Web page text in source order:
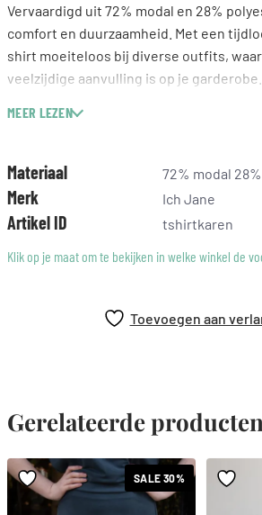
Vervaardigd uit 72% modal en 28%
comfort en duurzaamheid. Met een
shirt moeiteloos bij diverse outfits,
veelzijdige aanvulling is op je
zwarte kleur een elegante uitstraling
betrouwbare keuze is voor dagelijks
MEER LEZEN
Materiaal 72% modal
Merk Ich Jane
Artikel ID
tshirtkaren
Klik op je maat om te bekijken in welke winkel de
Toevoegen aan
Gerelateerde producten
SALE 30%